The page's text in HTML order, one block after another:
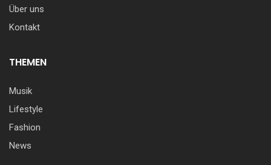
Über uns
Kontakt
THEMEN
Musik
Lifestyle
Fashion
News